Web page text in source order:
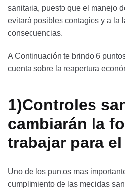
sanitaria, puesto que el manejo
evitará posibles contagios y a la
consecuencias.
A Continuación te brindo 6
cuenta sobre la reapertura
1)Controles
cambiarán la
trabajar para
Uno de los puntos mas
cumplimiento de las medidas